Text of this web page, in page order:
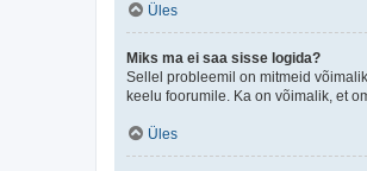
Üles
Miks ma ei saa sisse logida?
Sellel probleemil on mitmeid
keelu foorumile. Ka on võimalik, et
Üles